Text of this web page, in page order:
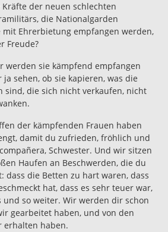
der neuen schlechten
die Nationalgarden
mit Ehrerbietung empfangen werden,
Freude?
werden sie kämpfend empfangen
sehen, ob sie kapieren, was die
sind, die sich nicht verkaufen, nicht
der kämpfenden Frauen haben
damit du zufrieden, fröhlich und
Schwester. Und wir sitzen
Haufen an Beschwerden, die du
dass die Betten zu hart waren, dass
hat, dass es sehr teuer war,
und so weiter. Wir werden dir schon
gearbeitet haben, und von den
erhalten haben.